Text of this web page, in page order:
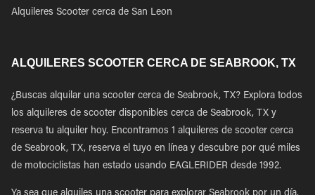
Alquileres Scooter cerca de San Leon
ALQUILERES SCOOTER CERCA DE SEABROOK, TX
¿Buscas alquilar una scooter cerca de Seabrook, TX? Explora todos
los alquileres de scooter disponibles cerca de Seabrook, TX y
reserva tu alquiler hoy. Encontramos 1 alquileres de scooter cerca
de Seabrook, TX, reserva el tuyo en línea y descubre por qué miles
de motociclistas han estado usando EAGLERIDER desde 1992.